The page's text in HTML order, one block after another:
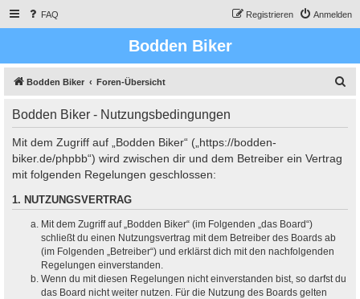
FAQ Anmelden
Registrieren
Bodden Biker
Bodden Biker Foren-Übersicht
Bodden Biker - Nutzungsbedingungen
Mit dem Zugriff auf „Bodden Biker“ („https://bodden-
biker.de/phpbb“) wird zwischen dir und dem Betreiber ein Vertrag
mit folgenden Regelungen geschlossen:
1. NUTZUNGSVERTRAG
Mit dem Zugriff auf „Bodden Biker“ (im Folgenden „das Board“)
schließt du einen Nutzungsvertrag mit dem Betreiber des Boards ab
(im Folgenden „Betreiber“) und erklärst dich mit den nachfolgenden
Regelungen einverstanden.
Wenn du mit diesen Regelungen nicht einverstanden bist, so darfst du
das Board nicht weiter nutzen. Für die Nutzung des Boards gelten